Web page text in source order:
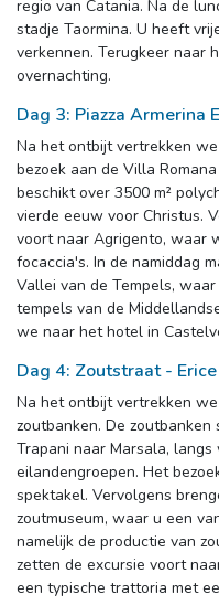
regio van Catania. Na de
stadje Taormina. U heeft
verkennen. Terugkeer naar
overnachting.
Dag 3: Piazza Armerina
Na het ontbijt vertrekken
bezoek aan de Villa
beschikt over 3500 m²
vierde eeuw voor Christus.
voort naar Agrigento, waar
focaccia's. In de namiddag
Vallei van de Tempels,
tempels van de
we naar het hotel in
Dag 4: Zoutstraat - Erice
Na het ontbijt vertrekken
zoutbanken. De
Trapani naar Marsala,
eilandengroepen. Het
spektakel. Vervolgens
zoutmuseum, waar u een
namelijk de productie van
zetten de excursie voort
een typische trattoria met